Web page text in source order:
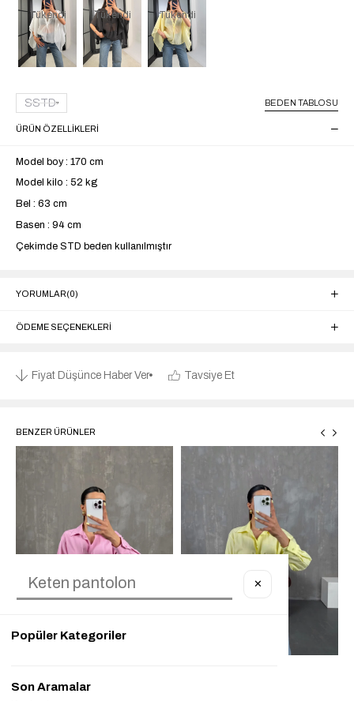
Tükendi Tükendi Tükendi
SSTD BEDEN TABLOSU
ÜRÜN ÖZELLIKLERI
Model boy : 170 cm
Model kilo : 52 kg
Bel : 63 cm
Basen : 94 cm
Çekimde STD beden kullanılmıştır
YORUMLAR(0)
ÖDEME SEÇENEKLERI
Fiyat Düşünce Haber Ver Tavsiye Et
BENZER ÜRÜNLER
✕
Popüler Kategoriler
Son Aramalar